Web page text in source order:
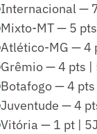
Internacional —
Mixto-MT — 5
Atlético-MG — 4
Grêmio — 4 pts |
Botafogo — 4 pts
Juventude — 4
Vitória — 1 pt |